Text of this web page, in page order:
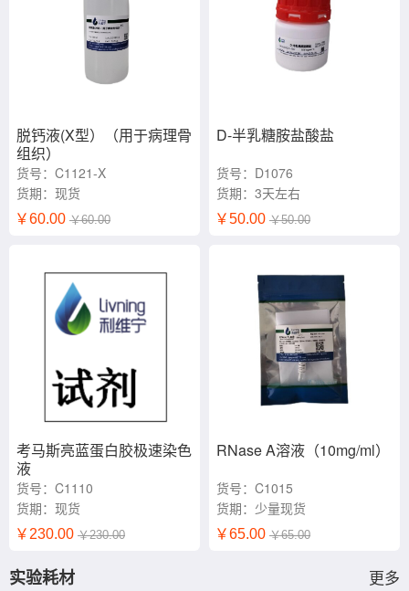
脱钙液(X型）（用于病理骨
组织）
货号：C1121-X
货期：现货
￥60.00 ￥60.00
D-半乳糖胺盐酸盐
货号：D1076
货期：3天左右
￥50.00 ￥50.00
考马斯亮蓝蛋白胶极速染色
液
货号：C1110
货期：现货
￥230.00 ￥230.00
RNase A溶液（10mg/ml）
货号：C1015
货期：少量现货
￥65.00 ￥65.00
实验耗材 更多